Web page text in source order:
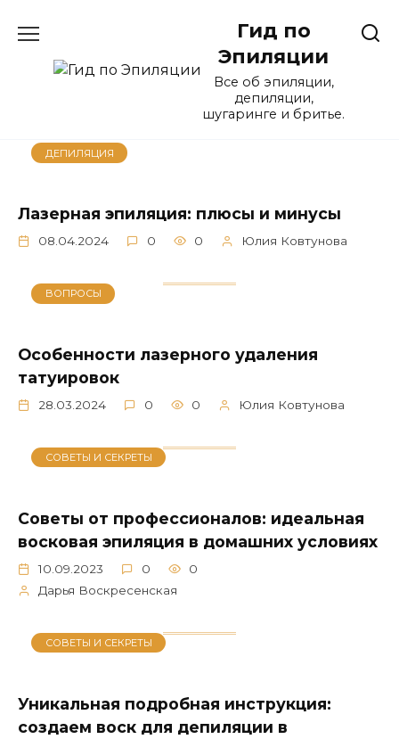
Гид по
Эпиляции
Все об эпиляции,
депиляции,
шугаринге и бритье.
ДЕПИЛЯЦИЯ
Лазерная эпиляция: плюсы и минусы
08.04.2024 0 0 Юлия Ковтунова
ВОПРОСЫ
Особенности лазерного удаления
татуировок
28.03.2024 0 0 Юлия Ковтунова
СОВЕТЫ И СЕКРЕТЫ
Советы от профессионалов: идеальная
восковая эпиляция в домашних условиях
10.09.2023 0
0
Дарья Воскресенская
СОВЕТЫ И СЕКРЕТЫ
Уникальная подробная инструкция:
создаем воск для депиляции в